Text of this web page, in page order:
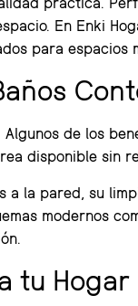
En Enki
para espacios
de los
disponible sin
la pared, su
modernos
tu Hogar